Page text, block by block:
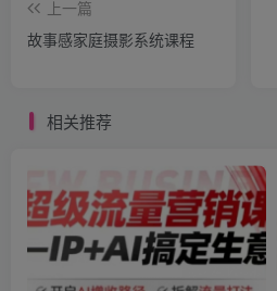
上一篇
故事感家庭摄影系统课程
相关推荐